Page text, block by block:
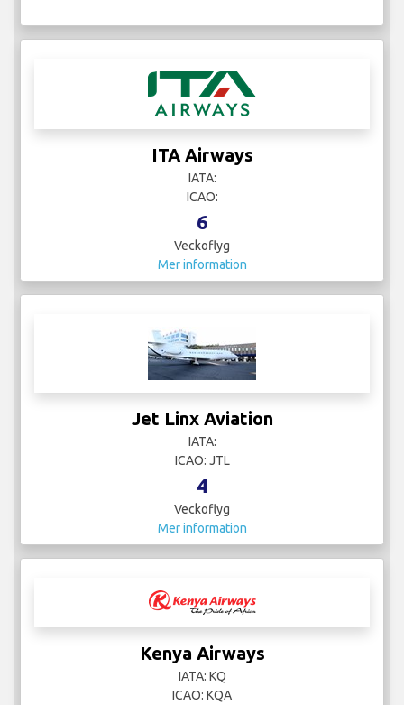
ITA Airways
IATA:
ICAO:
6
Veckoflyg
Mer information
Jet Linx Aviation
IATA:
ICAO: JTL
4
Veckoflyg
Mer information
Kenya Airways
IATA: KQ
ICAO: KQA